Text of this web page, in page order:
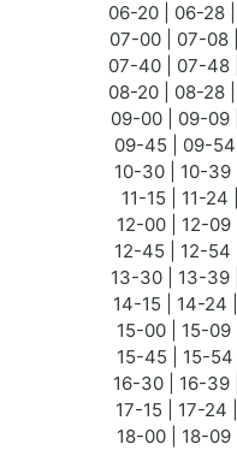
06-20 | 06-28
07-00 | 07-08
07-40 | 07-48
08-20 | 08-28
09-00 | 09-09
09-45 | 09-54
10-30 | 10-39
11-15 | 11-24
12-00 | 12-09
12-45 | 12-54
13-30 | 13-39
14-15 | 14-24
15-00 | 15-09
15-45 | 15-54
16-30 | 16-39
17-15 | 17-24
18-00 | 18-09